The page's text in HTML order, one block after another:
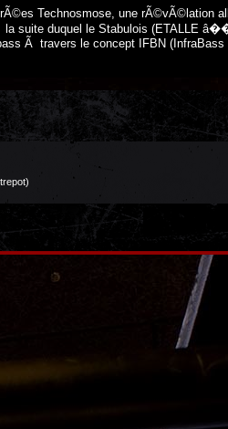
Technosmose, une rÃ©vÃ©lation
suite duquel le Stabulois (ETALLE
Ã travers le concept IFBN (InfraBass